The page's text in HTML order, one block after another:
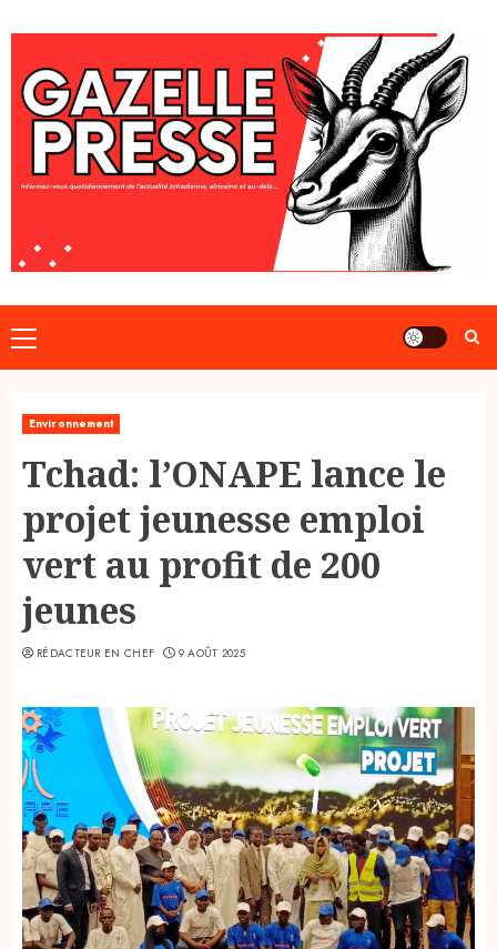
to
content
Primary
Menu
Environnement
Tchad: l’ONAPE lance le
projet jeunesse emploi
vert au profit de 200
jeunes
RÉDACTEUR EN CHEF 9 AOÛT 2025